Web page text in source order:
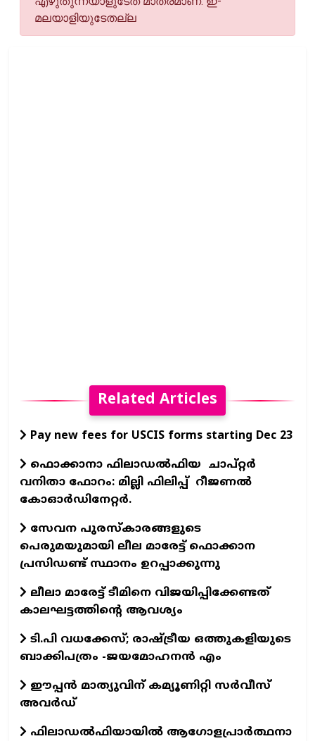
മലയാളിയുടേതല്ല
Related Articles
Pay new fees for USCIS forms starting Dec 23
ഫൊക്കാനാ ഫിലാഡല്‍ഫിയ ചാപ്റ്റര്‍
വനിതാ ഫോറം: മില്ലി ഫിലിപ്പ് റീജണല്‍
കോഓര്‍ഡിനേറ്റര്‍.
സേവന പുരസ്‌കാരങ്ങളുടെ
പെരുമയുമായി ലീല മാരേട്ട് ഫൊക്കാന
പ്രസിഡണ്ട് സ്ഥാനം ഉറപ്പാക്കുന്നു
ലീലാ മാരേട്ട് ടീമിനെ വിജയിപ്പിക്കേണ്ടത്
കാലഘട്ടത്തിന്റെ ആവശ്യം
ടി.പി വധക്കേസ്; രാഷ്ട്രീയ ഒത്തുകളിയുടെ
ബാക്കിപത്രം -ജയമോഹനന്‍ എം
ഈപ്പന്‍ മാത്യുവിന്‌ കമ്യൂണിറ്റി സര്‍വീസ്‌
അവര്‍ഡ്‌
ഫിലാഡല്‍ഫിയായില്‍ ആഗോളപ്രാര്‍ത്ഥനാ